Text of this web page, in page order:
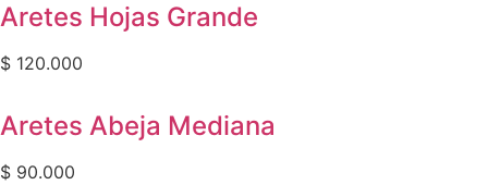
Aretes Hojas Grande
$ 120.000
Aretes Abeja Mediana
$ 90.000